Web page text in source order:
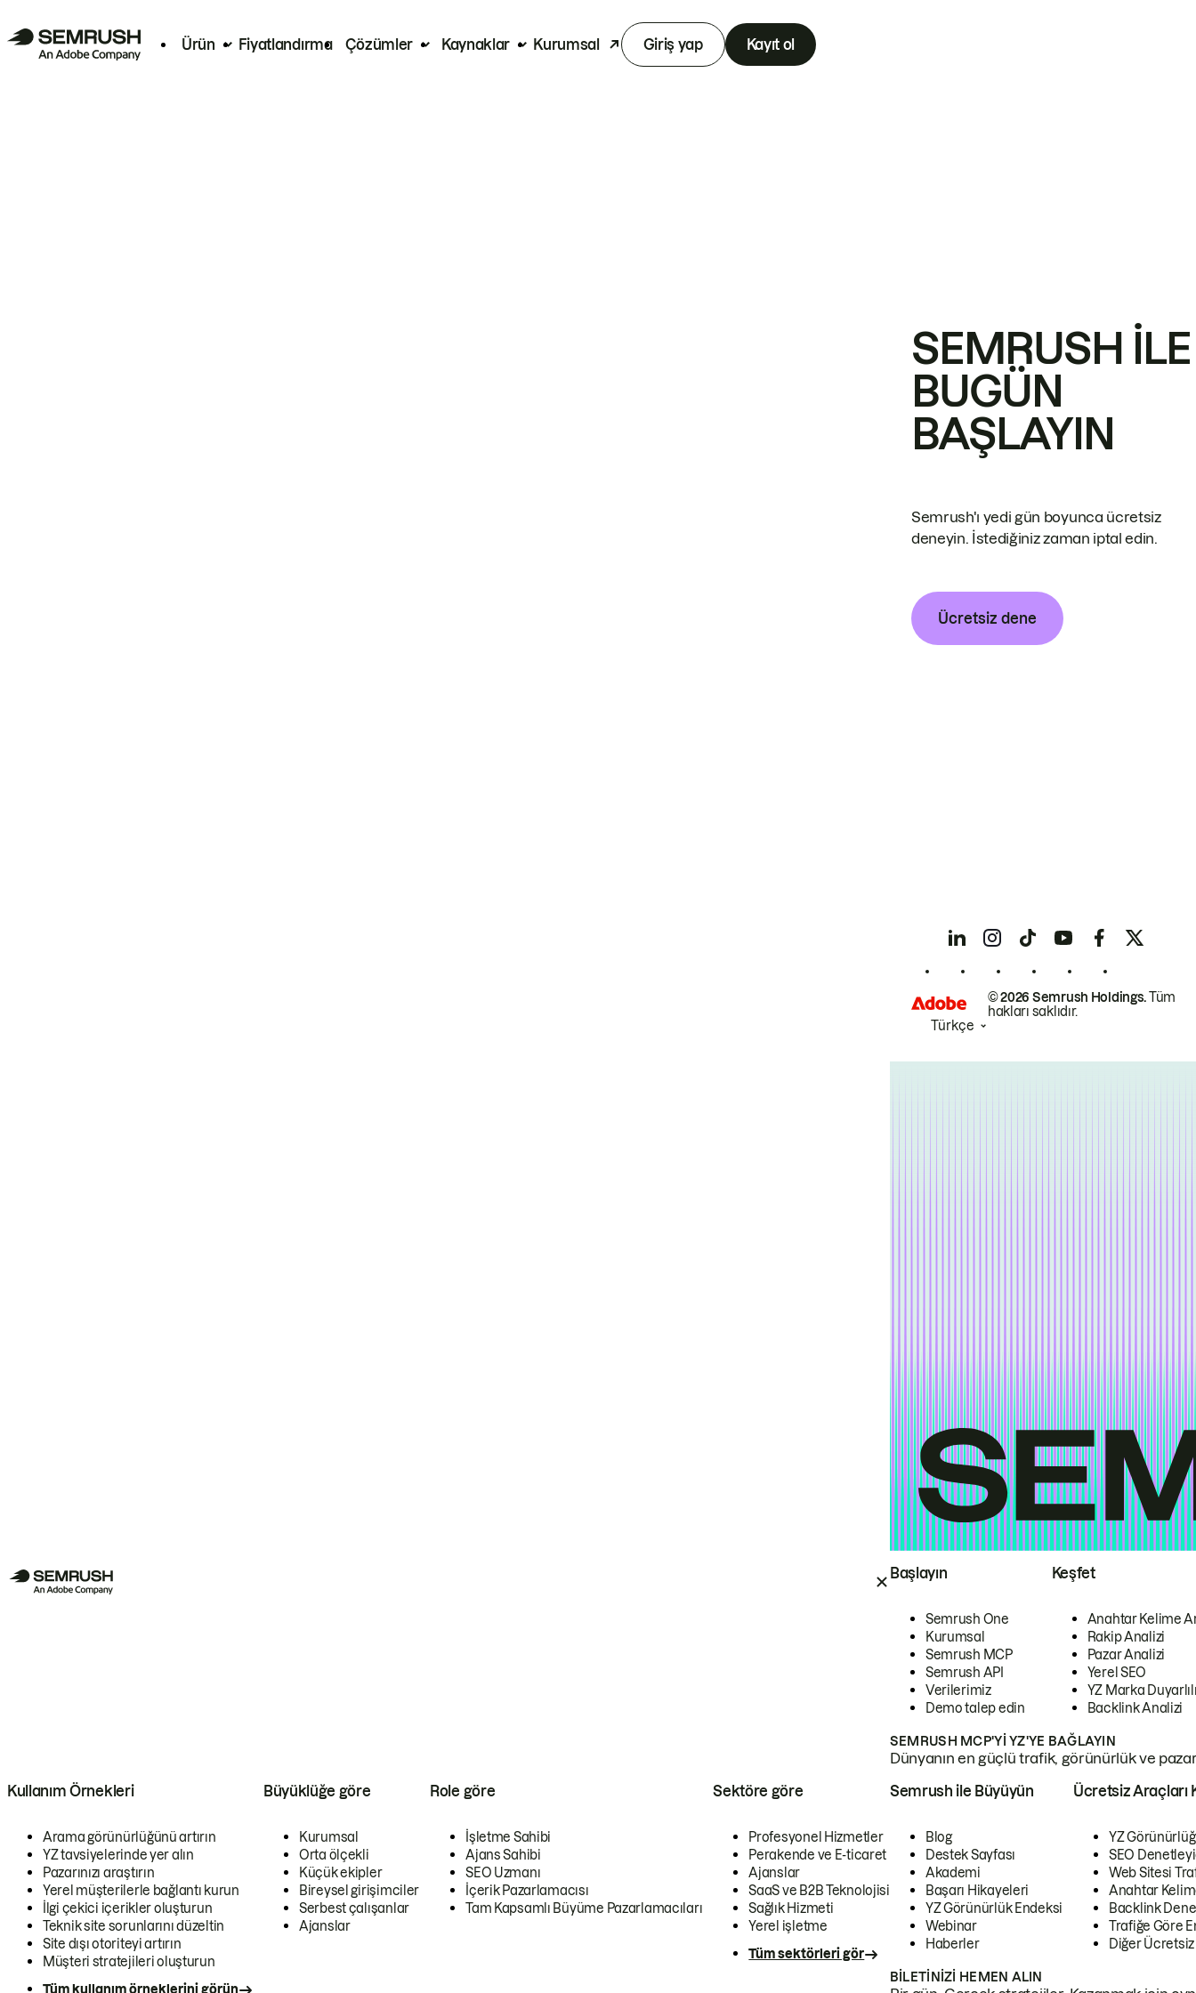
Ürün Fiyatlandırma Çözümler Kaynaklar Kurumsal Giriş yap Kayıt ol
Başlayın
Semrush One
Kurumsal
Semrush MCP
Semrush API
Verilerimiz
Demo talep edin
Keşfet
Anahtar Kelime
Rakip Analizi
Pazar Analizi
Yerel SEO
YZ Marka
Backlink Analizi
SEMRUSH MCP'YI YZ'YE BAĞLAYIN
Dünyanın en güçlü trafik, görünürlük ve
Kullanım Örnekleri
Arama görünürlüğünü artırın
YZ tavsiyelerinde yer alın
Pazarınızı araştırın
Yerel müşterilerle bağlantı kurun
İlgi çekici içerikler oluşturun
Teknik site sorunlarını düzeltin
Site dışı otoriteyi artırın
Müşteri stratejileri oluşturun
Tüm kullanım örneklerini görün
Büyüklüğe göre
Kurumsal
Orta ölçekli
Küçük ekipler
Bireysel girişimciler
Serbest çalışanlar
Ajanslar
Role göre
İşletme Sahibi
Ajans Sahibi
SEO Uzmanı
İçerik Pazarlamacısı
Tam Kapsamlı Büyüme Pazarlamacıları
Sektöre göre
Profesyonel Hizmetler
Perakende ve E-ticaret
Ajanslar
SaaS ve B2B Teknolojisi
Sağlık Hizmeti
Yerel işletme
Tüm sektörleri gör
Semrush ile Büyüyün
Blog
Destek Sayfası
Akademi
Başarı Hikayeleri
YZ Görünürlük Endeksi
Webinar
Haberler
Ücretsiz Araçları
YZ
SEO
Web Sitesi
Anahtar
Backlink
Trafiğe Göre
Diğer
BILETINIZI HEMEN ALIN
SEMRUSH ILE
BUGÜN
BAŞLAYIN
Semrush'ı yedi gün boyunca ücretsiz
deneyin. İstediğiniz zaman iptal edin.
Ücretsiz dene
© 2026 Semrush Holdings.Tüm
hakları saklıdır.
Türkçe